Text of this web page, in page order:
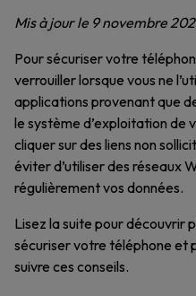
Mis à jour le 9 novembre
Pour sécuriser votre
verrouiller lorsque vous ne
applications provenant que
le système d’exploitation de
cliquer sur des liens non
éviter d’utiliser des réseaux
régulièrement vos données.
Lisez la suite pour découvrir
sécuriser votre téléphone et
suivre ces conseils.